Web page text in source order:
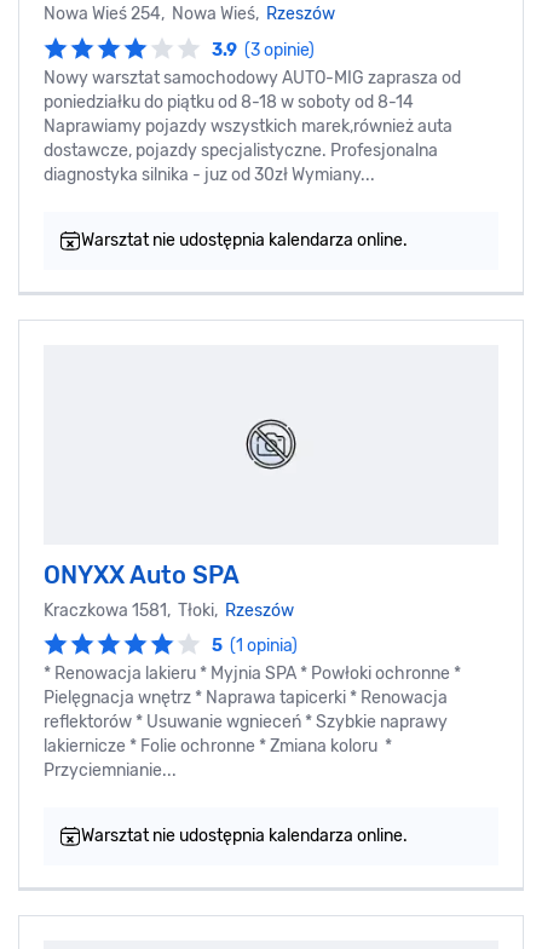
Nowa Wieś 254, Nowa Wieś, Rzeszów
3.9 (3 opinie)
Nowy warsztat samochodowy AUTO-MIG zaprasza od
poniedziałku do piątku od 8-18 w soboty od 8-14
Naprawiamy pojazdy wszystkich marek,również auta
dostawcze, pojazdy specjalistyczne. Profesjonalna
diagnostyka silnika - juz od 30zł Wymiany...
Warsztat nie udostępnia kalendarza online.
ONYXX Auto SPA
Kraczkowa 1581, Tłoki, Rzeszów
5 (1 opinia)
* Renowacja lakieru * Myjnia SPA * Powłoki ochronne *
Pielęgnacja wnętrz * Naprawa tapicerki * Renowacja
reflektorów * Usuwanie wgnieceń * Szybkie naprawy
lakiernicze * Folie ochronne * Zmiana koloru *
Przyciemnianie...
Warsztat nie udostępnia kalendarza online.